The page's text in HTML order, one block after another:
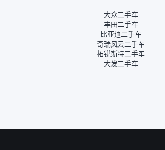
我第一天看车，第二天你
就约我到店，我第三天去
的车。去之前我提前跟交
人员说好，到了之后要当
我的面再做一次复检，你
也安排了师傅，服务可以
速度很快。体验下来自营
大众二手车
丰田二手车
比亚迪二手车
奇瑞风云二手车
拓锐斯特二手车
大发二手车